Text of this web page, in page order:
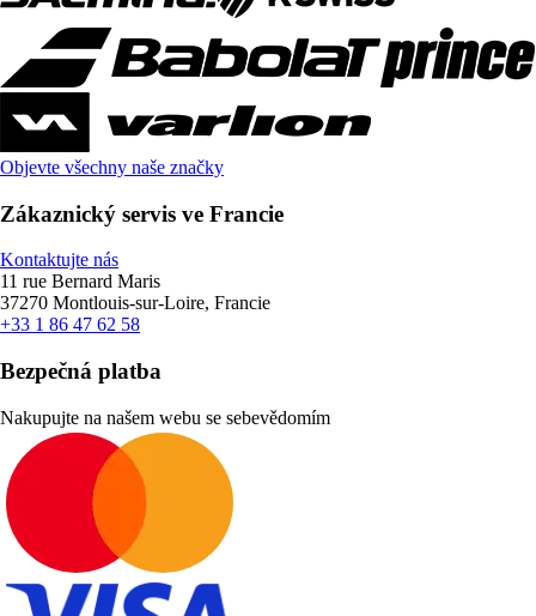
Objevte všechny naše značky
Zákaznický servis ve Francie
Kontaktujte nás
11 rue Bernard Maris
37270 Montlouis-sur-Loire, Francie
+33 1 86 47 62 58
Bezpečná platba
Nakupujte na našem webu se sebevědomím